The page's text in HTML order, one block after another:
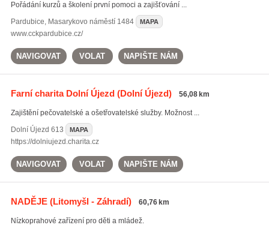
Pořádání kurzů a školení první pomoci a zajišťování ...
Pardubice, Masarykovo náměstí 1484 MAPA
www.cckpardubice.cz/
NAVIGOVAT VOLAT NAPIŠTE NÁM
Farní charita Dolní Újezd(Dolní Újezd) 56,08 km
Zajištění pečovatelské a ošetřovatelské služby. Možnost ...
Dolní Újezd 613 MAPA
https://dolniujezd.charita.cz
NAVIGOVAT VOLAT NAPIŠTE NÁM
NADĚJE(Litomyšl - Záhradí) 60,76 km
Nízkoprahové zařízení pro děti a mládež.